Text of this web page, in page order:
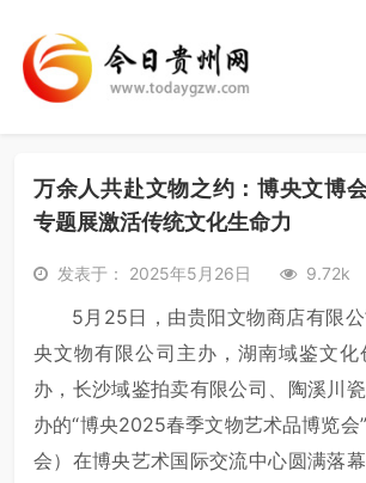
万余人共赴文物之约：博央文博
专题展激活传统文化生命力
发表于： 2025年5月26日 9.72k
5月25日，由贵阳文物商店有限
央文物有限公司主办，湖南域鉴文化
办，长沙域鉴拍卖有限公司、陶溪川
办的“博央2025春季文物艺术品博览会
会）在博央艺术国际交流中心圆满落